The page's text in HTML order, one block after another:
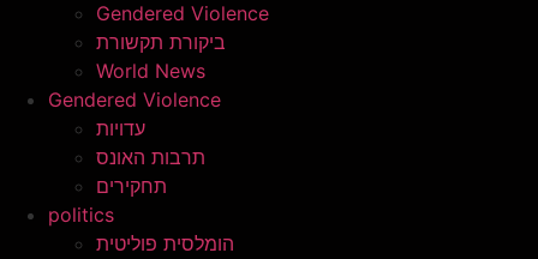
Gendered Violence
ביקורת תקשורת
World News
Gendered Violence
עדויות
תרבות האונס
תחקירים
politics
הומלסית פוליטית